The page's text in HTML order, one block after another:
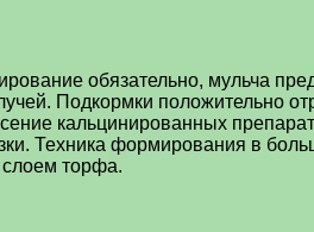
обязательно, мульча
Подкормки положительно
кальцинированных
Техника формирования в
торфа.